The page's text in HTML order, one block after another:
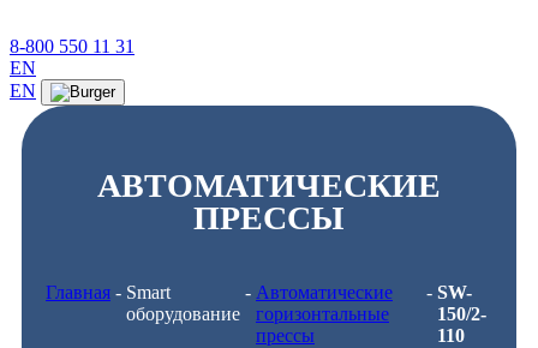
8-800 550 11 31
EN
EN
АВТОМАТИЧЕСКИЕ
ПРЕССЫ
Главная - Smart
оборудование
- Автоматические
горизонтальные
прессы
-SW-
150/2-
110